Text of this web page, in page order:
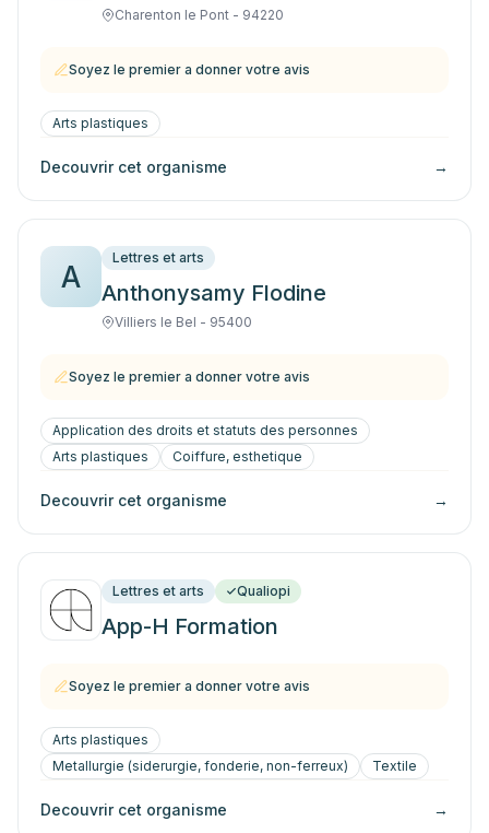
Charenton le Pont - 94220
Soyez le premier a donner votre avis
Arts plastiques
Decouvrir cet organisme →
A
Lettres et arts
Anthonysamy Flodine
Villiers le Bel - 95400
Soyez le premier a donner votre avis
Application des droits et statuts des personnes
Arts plastiques
Coiffure, esthetique
Decouvrir cet organisme →
Lettres et arts Qualiopi
App-H Formation
Soyez le premier a donner votre avis
Arts plastiques
Metallurgie (siderurgie, fonderie, non-ferreux)
Textile
Decouvrir cet organisme →